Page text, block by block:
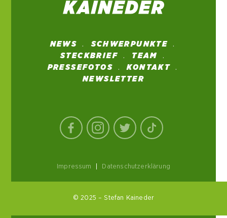
NEWS
SCHWERPUNKTE
STECKBRIEF
TEAM
PRESSEFOTOS
KONTAKT
NEWSLETTER
Impressum Datenschutzerklärung
© 2025 – Stefan Kaineder